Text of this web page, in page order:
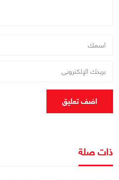
اضف تعليق
ذات صلة